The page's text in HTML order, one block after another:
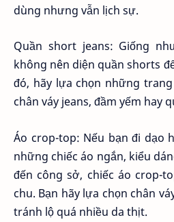
dùng nhưng vẫn lịch sự.
Quần short jeans: Giống
không nên diện quần shorts
đó, hãy lựa chọn những
chân váy jeans, đầm yếm hay
Áo crop-top: Nếu bạn đi dạo
những chiếc áo ngắn, kiểu
đến công sở, chiếc áo crop-
chu. Bạn hãy lựa chọn chân
tránh lộ quá nhiều da thịt.